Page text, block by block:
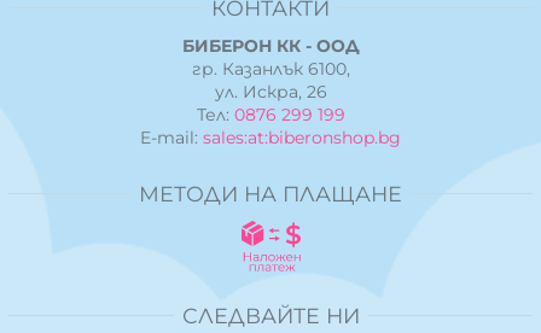
КОНТАКТИ
БИБЕРОН КК - ООД
гр. Казанлък 6100,
ул. Искра, 26
Тел: 0876 299 199
E-mail: sales:at:biberonshop.bg
МЕТОДИ НА ПЛАЩАНЕ
СЛЕДВАЙТЕ НИ